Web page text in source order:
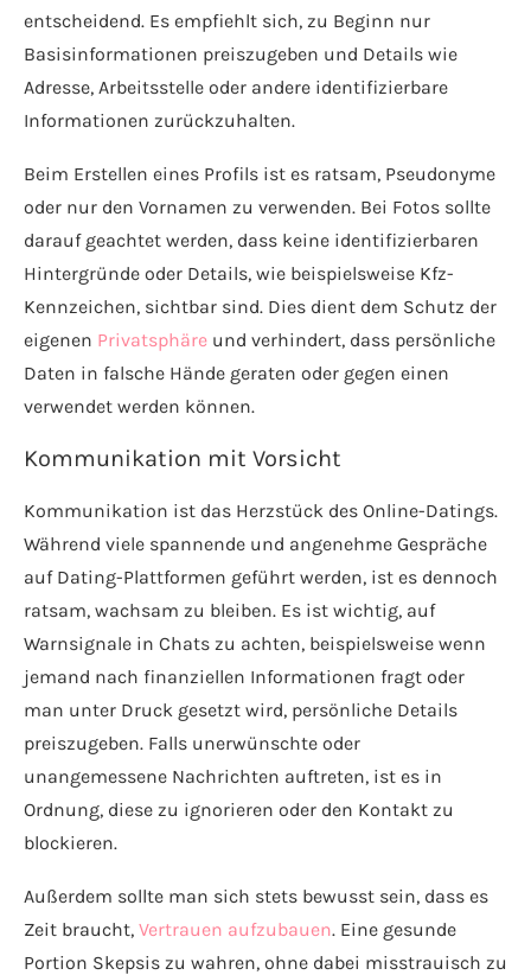
entscheidend. Es empfiehlt sich, zu Beginn nur
Basisinformationen preiszugeben und Details wie
Adresse, Arbeitsstelle oder andere identifizierbare
Informationen zurückzuhalten.
Beim Erstellen eines Profils ist es ratsam, Pseudonyme
oder nur den Vornamen zu verwenden. Bei Fotos sollte
darauf geachtet werden, dass keine identifizierbaren
Hintergründe oder Details, wie beispielsweise Kfz-
Kennzeichen, sichtbar sind. Dies dient dem Schutz der
eigenen Privatsphäre und verhindert, dass persönliche
Daten in falsche Hände geraten oder gegen einen
verwendet werden können.
Kommunikation mit Vorsicht
Kommunikation ist das Herzstück des Online-Datings.
Während viele spannende und angenehme Gespräche
auf Dating-Plattformen geführt werden, ist es dennoch
ratsam, wachsam zu bleiben. Es ist wichtig, auf
Warnsignale in Chats zu achten, beispielsweise wenn
jemand nach finanziellen Informationen fragt oder
man unter Druck gesetzt wird, persönliche Details
preiszugeben. Falls unerwünschte oder
unangemessene Nachrichten auftreten, ist es in
Ordnung, diese zu ignorieren oder den Kontakt zu
blockieren.
Außerdem sollte man sich stets bewusst sein, dass es
Zeit braucht, Vertrauen aufzubauen. Eine gesunde
Portion Skepsis zu wahren, ohne dabei misstrauisch zu